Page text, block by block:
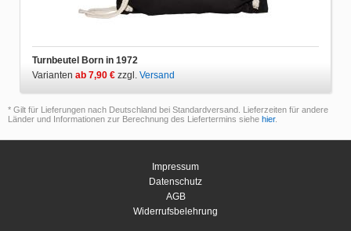
Turnbeutel Born in 1972
Varianten ab 7,90 € zzgl. Versand
* Gilt für Lieferungen nach Deutschland bei Standardversand. Lieferzeiten für andere
Länder und Informationen zur Berechnung des Liefertermins siehe hier.
Impressum
Datenschutz
AGB
Widerrufsbelehrung